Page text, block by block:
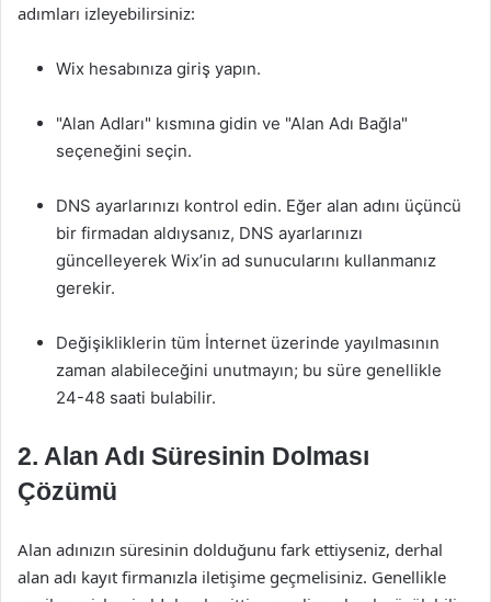
adımları izleyebilirsiniz:
Wix hesabınıza giriş yapın.
"Alan Adları" kısmına gidin ve "Alan Adı Bağla"
seçeneğini seçin.
DNS ayarlarınızı kontrol edin. Eğer alan adını üçüncü
bir firmadan aldıysanız, DNS ayarlarınızı
güncelleyerek Wix’in ad sunucularını kullanmanız
gerekir.
Değişikliklerin tüm İnternet üzerinde yayılmasının
zaman alabileceğini unutmayın; bu süre genellikle
24-48 saati bulabilir.
2. Alan Adı Süresinin Dolması
Çözümü
Alan adınızın süresinin dolduğunu fark ettiyseniz, derhal
alan adı kayıt firmanızla iletişime geçmelisiniz. Genellikle